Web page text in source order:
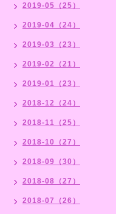
2019-05（25）
2019-04（24）
2019-03（23）
2019-02（21）
2019-01（23）
2018-12（24）
2018-11（25）
2018-10（27）
2018-09（30）
2018-08（27）
2018-07（26）